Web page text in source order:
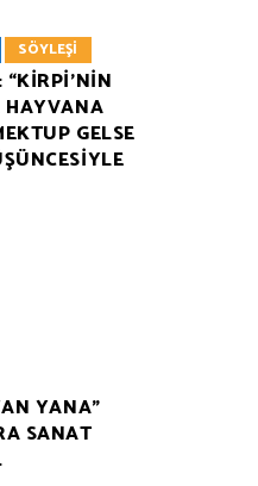
SÖYLEŞI
HAYVANA
GELSE
YANA”
SANAT